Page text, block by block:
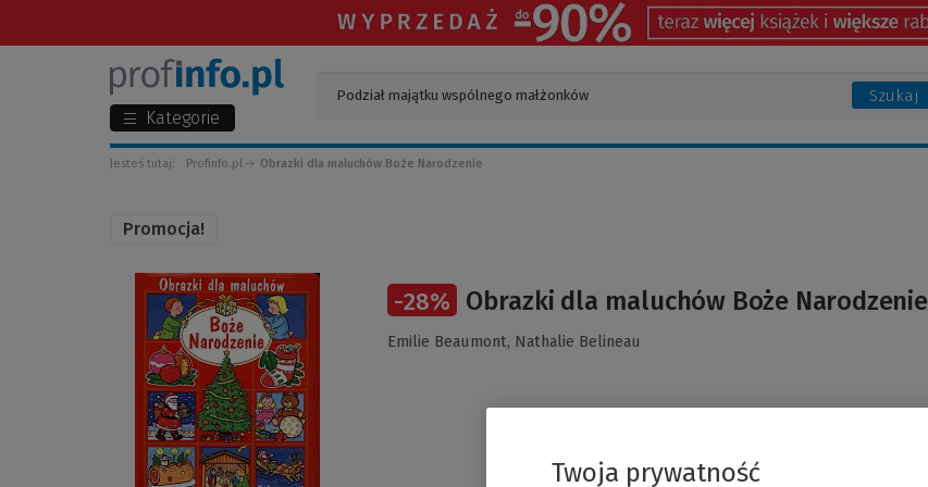
Kategorie
Szukaj
Jesteś tutaj: Profinfo.pl Obrazki dla maluchów Boże Narodzenie
Promocja!
(Link
-28% Obrazki dla maluchów Boże Narodzenie
Emilie Beaumont, Nathalie Belineau
Twoja prywatność